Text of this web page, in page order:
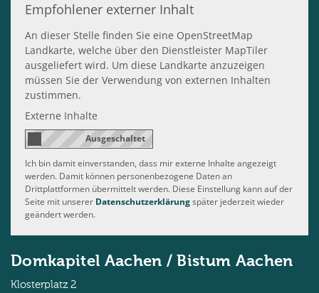
Empfohlener externer Inhalt
An dieser Stelle finden Sie eine OpenStreetMap
Landkarte, welche über den Dienstleister MapTiler
ausgeliefert wird. Um diese Landkarte anzuzeigen
müssen Sie der Verwendung von externen Inhalten
zustimmen.
Externe Inhalte
Ich bin damit einverstanden, dass mir externe Inhalte angezeigt
werden. Damit können personenbezogene Daten an
Drittplattformen übermittelt werden. Diese Einstellung kann auf der
Seite mit unserer Datenschutzerklärungspäter jederzeit wieder
geändert werden.
Domkapitel Aachen / Bistum Aachen
Klosterplatz 2